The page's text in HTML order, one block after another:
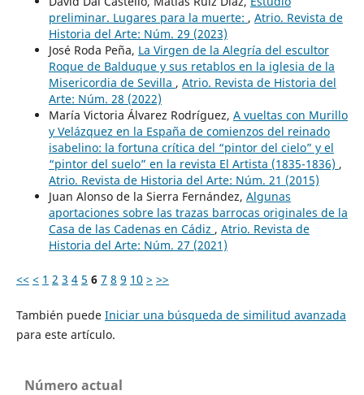
preliminar. Lugares para la muerte: , Atrio. Revista de
Historia del Arte: Núm. 29 (2023)
José Roda Peña, La Virgen de la Alegría del escultor
Roque de Balduque y sus retablos en la iglesia de la
Misericordia de Sevilla , Atrio. Revista de Historia del
Arte: Núm. 28 (2022)
María Victoria Álvarez Rodríguez, A vueltas con Murillo
y Velázquez en la España de comienzos del reinado
isabelino: la fortuna crítica del “pintor del cielo” y el
“pintor del suelo” en la revista El Artista (1835-1836) ,
Atrio. Revista de Historia del Arte: Núm. 21 (2015)
Juan Alonso de la Sierra Fernández, Algunas
aportaciones sobre las trazas barrocas originales de la
Casa de las Cadenas en Cádiz , Atrio. Revista de
Historia del Arte: Núm. 27 (2021)
<< < 1 2 3 4 5 6 7 8 9 10 > >>
También puede Iniciar una búsqueda de similitud avanzada
para este artículo.
Número actual